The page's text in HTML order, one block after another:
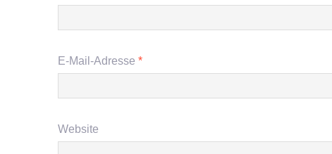
E-Mail-Adresse *
Website